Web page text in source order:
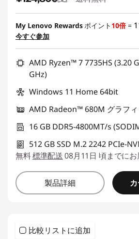
My Lenovo Rewardsポイント 10倍=
今すぐ参加
AMD Ryzen™ 7 7735HS (3.20
GHz)
Windows 11 Home 64bit
AMD Radeon™ 680M グラフィ
16 GB DDR5-4800MT/s
512 GB SSD M.2 2242 PCIe-
無料標準配送08月11日 頃までに
製品詳細
比較リストに追加